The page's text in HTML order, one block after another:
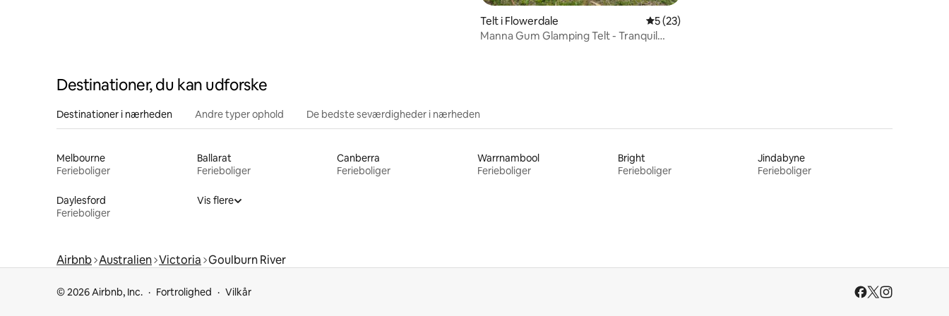
Telt i Flowerdale 5 ud af 5 i gennemsnitlig bedømmelse, 23 omtaler
5 (23)
Manna Gum Glamping Telt - Tranquil
Destinationer, du kan udforske
Destinationer i nærheden Andre typer ophold De bedste seværdigheder i nærheden
Melbourne
Ferieboliger
Ballarat
Ferieboliger
Canberra
Ferieboliger
Warrnambool
Ferieboliger
Bright
Ferieboliger
Jindabyne
Ferieboliger
Daylesford
Ferieboliger
Vis flere
Airbnb Australien Victoria Goulburn River
© 2026 Airbnb, Inc. Fortrolighed Vilkår